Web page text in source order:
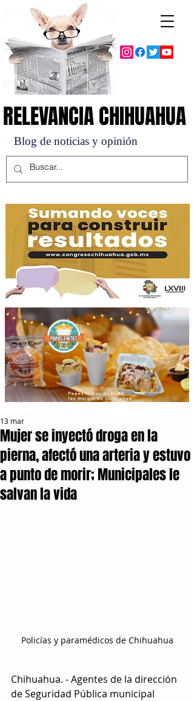
Blog de noticias y opinión
RELEVANCIA CHIHUAHUA
RELEVANCIA CHIHUAHUA
Mujer se inyectó droga en la
pierna, afectó una arteria y estuvo
a punto de morir; Municipales le
salvan la vida
13 mar
Policías y paramédicos de Chihuahua
Chihuahua. - Agentes de la dirección
de Seguridad Pública municipal